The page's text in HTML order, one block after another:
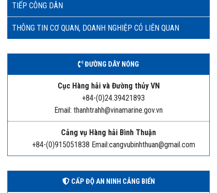
TIẾP CÔNG DÂN
THÔNG TIN CƠ QUAN, DOANH NGHIỆP CÓ LIÊN QUAN
ĐƯỜNG DÂY NÓNG
Cục Hàng hải và Đường thủy VN
+84-(0)24.39421893
Email: thanhtrahh@vinamarine.gov.vn
Cảng vụ Hàng hải Bình Thuận
+84-(0)915051838 Email:cangvubinhthuan@gmail.com
CẤP ĐỘ AN NINH CẢNG BIỂN